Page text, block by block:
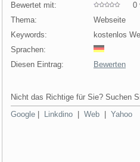
Bewertet mit:
0
Thema:
Webseite
Keywords:
kostenlos
Sprachen:
Diesen Eintrag:
Bewerten
Nicht das Richtige für Sie? Suchen
Google
Linkdino Web Yahoo